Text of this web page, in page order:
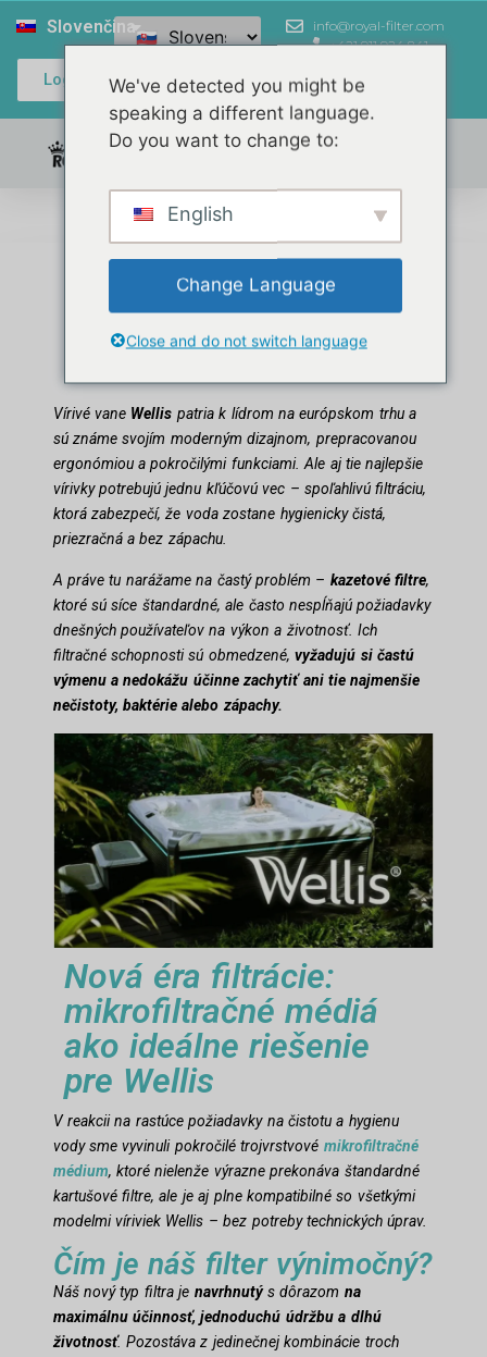
Slovenčina
info@royal-filter.com
+421 911 924 841
Login / Register
AKO MÔŽU VÍRIVKY
WELLIS ZÍSKAŤ EŠTE
VYŠŠIU ÚROVEŇ
Vírivé vane Wellis patria k lídrom na európskom trhu a
sú známe svojím moderným dizajnom, prepracovanou
ergonómiou a pokročilými funkciami. Ale aj tie najlepšie
vírivky potrebujú jednu kľúčovú vec – spoľahlivú filtráciu,
ktorá zabezpečí, že voda zostane hygienicky čistá,
priezračná a bez zápachu.
A práve tu narážame na častý problém – kazetové filtre,
ktoré sú síce štandardné, ale často nespĺňajú požiadavky
dnešných používateľov na výkon a životnosť. Ich
filtračné schopnosti sú obmedzené,vyžadujú si častú
výmenu a nedokážu účinne zachytiť ani tie najmenšie
nečistoty, baktérie alebo zápachy.
Nová éra filtrácie:
mikrofiltračné médiá
ako ideálne riešenie
pre Wellis
V reakcii na rastúce požiadavky na čistotu a hygienu
vody sme vyvinuli pokročilé trojvrstvové mikrofiltračné
médium, ktoré nielenže výrazne prekonáva štandardné
kartušové filtre, ale je aj plne kompatibilné so všetkými
modelmi víriviek Wellis – bez potreby technických úprav.
Čím je náš filter výnimočný?
Náš nový typ filtra je navrhnutýs dôrazom na
maximálnu účinnosť, jednoduchú údržbu a dlhú
životnosť. Pozostáva z jedinečnej kombinácie troch
We've detected you might be
speaking a different language.
Do you want to change to:
English
Change Language
Close and do not switch language